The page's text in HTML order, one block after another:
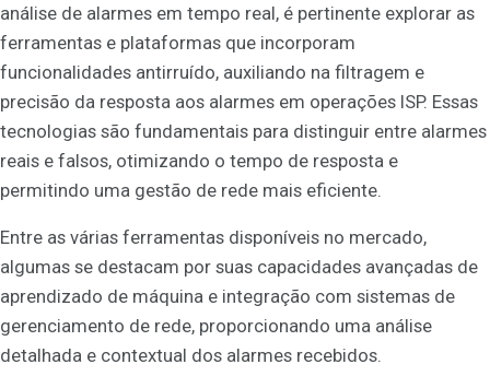
análise de alarmes em tempo real, é pertinente explorar as
ferramentas e plataformas que incorporam
funcionalidades antirruído, auxiliando na filtragem e
precisão da resposta aos alarmes em operações ISP. Essas
tecnologias são fundamentais para distinguir entre alarmes
reais e falsos, otimizando o tempo de resposta e
permitindo uma gestão de rede mais eficiente.
Entre as várias ferramentas disponíveis no mercado,
algumas se destacam por suas capacidades avançadas de
aprendizado de máquina e integração com sistemas de
gerenciamento de rede, proporcionando uma análise
detalhada e contextual dos alarmes recebidos.